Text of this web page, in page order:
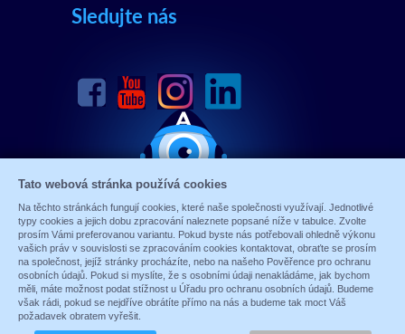
Sledujte nás
© 1989 - 2026 ALARM ABSOLON, spol. s.r.o.
Sun-shop
Tato webová stránka používá cookies
Na těchto stránkách fungují cookies, které naše společnosti využívají. Jednotlivé
typy cookies a jejich dobu zpracování naleznete popsané níže v tabulce. Zvolte
prosím Vámi preferovanou variantu. Pokud byste nás potřebovali ohledně výkonu
vašich práv v souvislosti se zpracováním cookies kontaktovat, obraťte se prosím
na společnost, jejíž stránky procházíte, nebo na našeho Pověřence pro ochranu
osobních údajů. Pokud si myslíte, že s osobními údaji nenakládáme, jak bychom
měli, máte možnost podat stížnost u Úřadu pro ochranu osobních údajů. Budeme
však rádi, pokud se nejdříve obrátíte přímo na nás a budeme tak moct Váš
požadavek obratem vyřešit.